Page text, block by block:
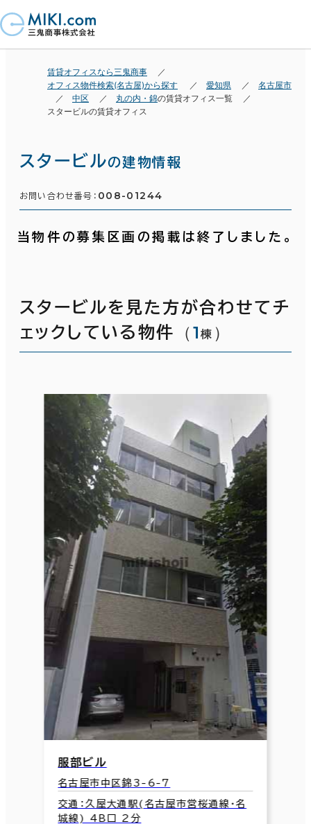
賃貸オフィスなら三鬼商事
オフィス物件検索(名古屋)から探す
愛知県
名古屋市
中区
丸の内・錦の賃貸オフィス一覧
スタービルの賃貸オフィス
スタービルの建物情報
お問い合わせ番号： 008-01244
当物件の募集区画の掲載は終了しました。
スタービルを見た方が合わせてチ
ェックしている物件
（1棟 ）
服部ビル
名古屋市中区錦3-6-7
交通：久屋大通駅(名古屋市営桜通線･名
城線) 4B口 2分